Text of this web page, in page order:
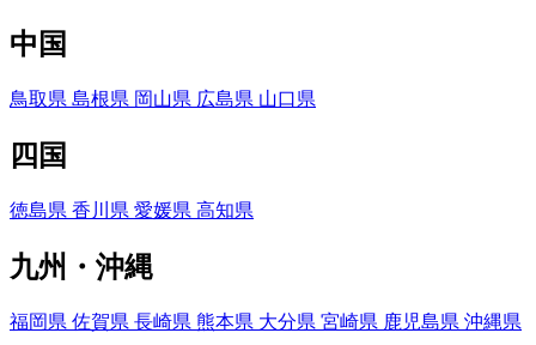
中国
鳥取県 島根県 岡山県 広島県 山口県
四国
徳島県 香川県 愛媛県 高知県
九州・沖縄
福岡県 佐賀県 長崎県 熊本県 大分県 宮崎県 鹿児島県 沖縄県